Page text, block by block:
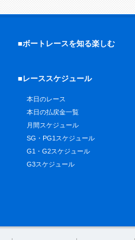
■ボートレースを知る楽しむ
■レーススケジュール
本日のレース
本日の払戻金一覧
月間スケジュール
SG・PG1スケジュール
G1・G2スケジュール
G3スケジュール